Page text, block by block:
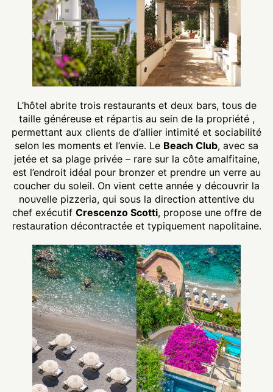
L’hôtel abrite trois restaurants et deux bars, tous de
taille généreuse et répartis au sein de la propriété ,
permettant aux clients de d’allier intimité et sociabilité
selon les moments et l’envie. Le Beach Club, avec sa
jetée et sa plage privée – rare sur la côte amalfitaine,
est l’endroit idéal pour bronzer et prendre un verre au
coucher du soleil. On vient cette année y découvrir la
nouvelle pizzeria, qui sous la direction attentive du
chef exécutif Crescenzo Scotti, propose une offre de
restauration décontractée et typiquement napolitaine.